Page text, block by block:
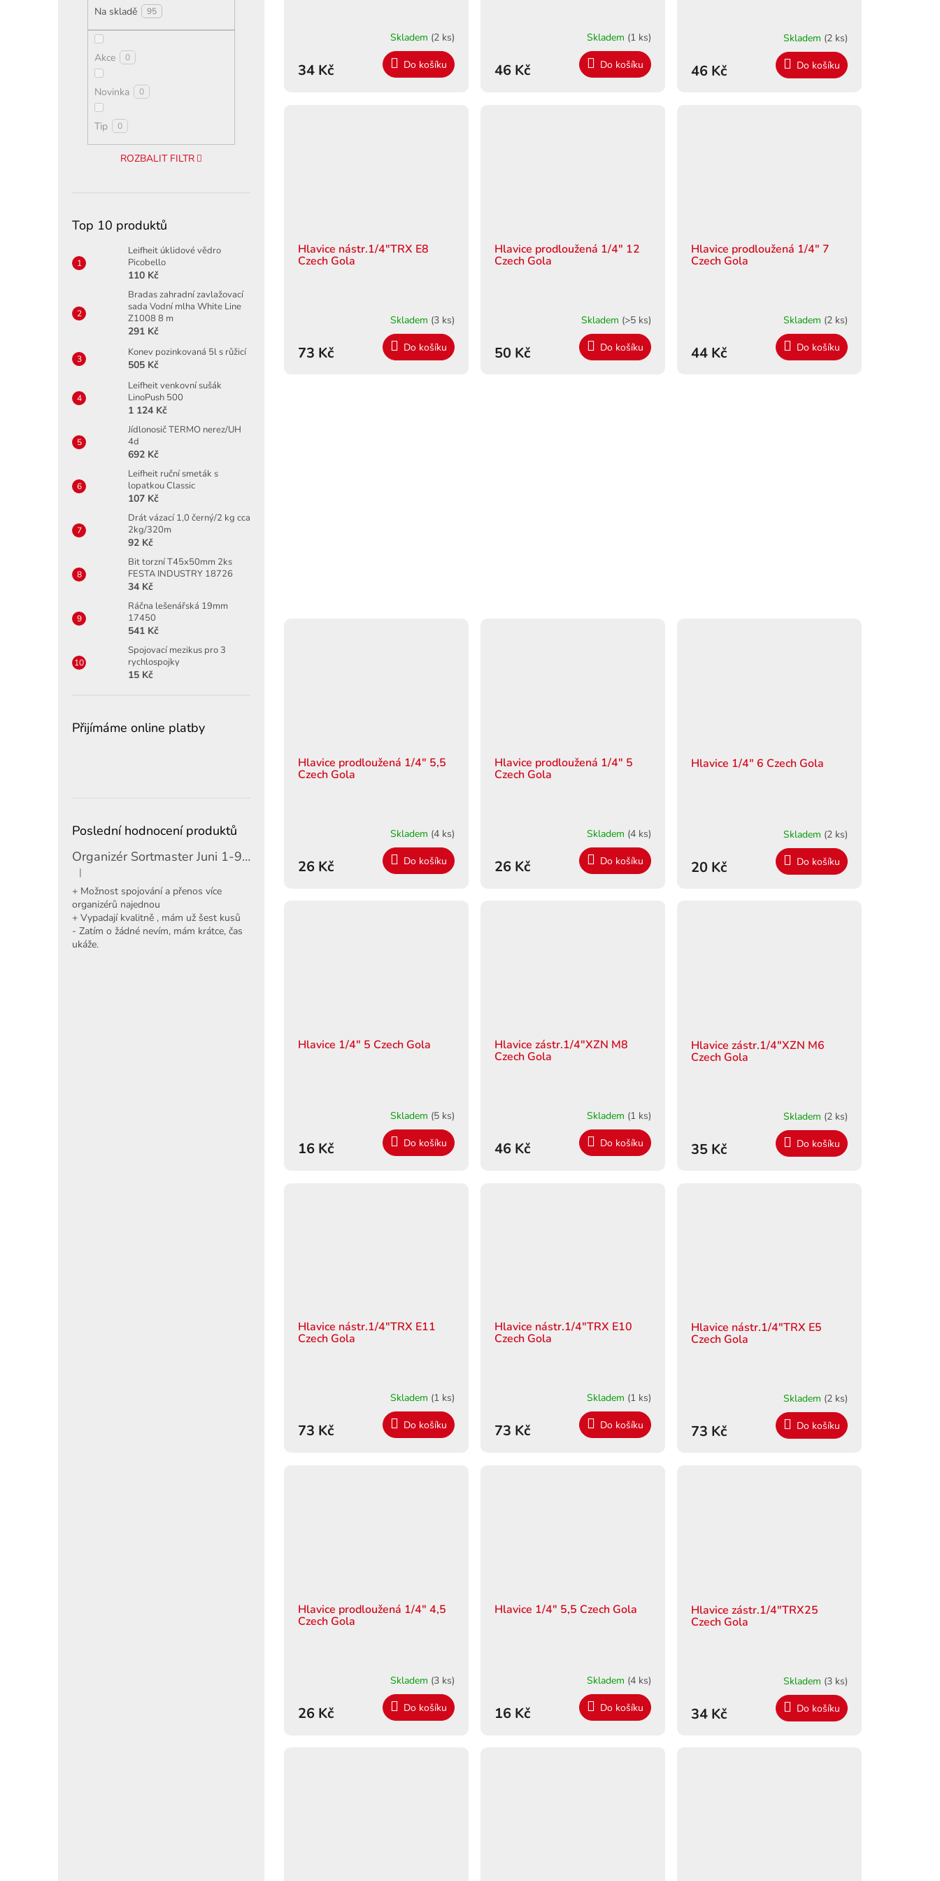
Na skladě 95
Akce 0
Novinka 0
Tip 0
ROZBALIT FILTR
Top 10 produktů
Leifheit úklidové vědro
Picobello
110 Kč
Bradas zahradní zavlažovací
sada Vodní mlha White Line
Z1008 8 m
291 Kč
Konev pozinkovaná 5l s růžicí
505 Kč
Leifheit venkovní sušák
LinoPush 500
1 124 Kč
Jídlonosič TERMO nerez/UH
4d
692 Kč
Leifheit ruční smeták s
lopatkou Classic
107 Kč
Drát vázací 1,0 černý/2 kg cca
2kg/320m
92 Kč
Bit torzní T45x50mm 2ks
FESTA INDUSTRY 18726
34 Kč
Ráčna lešenářská 19mm
17450
541 Kč
Spojovací mezikus pro 3
rychlospojky
15 Kč
Přijímáme online platby
Poslední hodnocení produktů
Organizér Sortmaster Juni 1-97-483
Hodnocení produktu je 5 z 5 hvězdiček.
|
+ Možnost spojování a přenos více
organizérů najednou
+ Vypadají kvalitně , mám už šest kusů
- Zatím o žádné nevím, mám krátce, čas
ukáže.
Skladem (2 ks)
34 Kč Do košíku
Skladem (1 ks)
46 Kč Do košíku
Skladem (2 ks)
46 Kč Do košíku
Hlavice nástr.1/4"TRX E8
Czech Gola
Skladem (3 ks)
73 Kč Do košíku
Hlavice prodloužená 1/4" 12
Czech Gola
Skladem (>5 ks)
50 Kč Do košíku
Hlavice prodloužená 1/4" 7
Czech Gola
Skladem (2 ks)
44 Kč Do košíku
Hlavice prodloužená 1/4" 5,5
Czech Gola
Skladem (4 ks)
26 Kč Do košíku
Hlavice prodloužená 1/4" 5
Czech Gola
Skladem (4 ks)
26 Kč Do košíku
Hlavice 1/4" 6 Czech Gola
Skladem (2 ks)
20 Kč Do košíku
Hlavice 1/4" 5 Czech Gola
Skladem (5 ks)
16 Kč Do košíku
Hlavice zástr.1/4"XZN M8
Czech Gola
Skladem (1 ks)
46 Kč Do košíku
Hlavice zástr.1/4"XZN M6
Czech Gola
Skladem (2 ks)
35 Kč Do košíku
Hlavice nástr.1/4"TRX E11
Czech Gola
Skladem (1 ks)
73 Kč Do košíku
Hlavice nástr.1/4"TRX E10
Czech Gola
Skladem (1 ks)
73 Kč Do košíku
Hlavice nástr.1/4"TRX E5
Czech Gola
Skladem (2 ks)
73 Kč Do košíku
Hlavice prodloužená 1/4" 4,5
Czech Gola
Skladem (3 ks)
26 Kč Do košíku
Hlavice 1/4" 5,5 Czech Gola
Skladem (4 ks)
16 Kč Do košíku
Hlavice zástr.1/4"TRX25
Czech Gola
Skladem (3 ks)
34 Kč Do košíku